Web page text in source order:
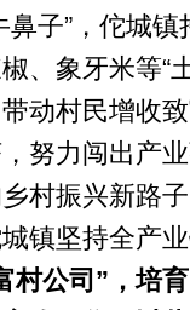
鼻子”，佗城
、象牙米等“
动村民增收
努力闯出产
村振兴新路子
坚持全产业
村公司”，培